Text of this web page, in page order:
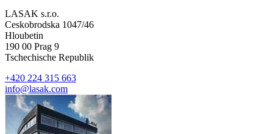
LASAK s.r.o.
Ceskobrodska 1047/46
Hloubetin
190 00 Prag 9
Tschechische Republik
+420 224 315 663
info@lasak.com